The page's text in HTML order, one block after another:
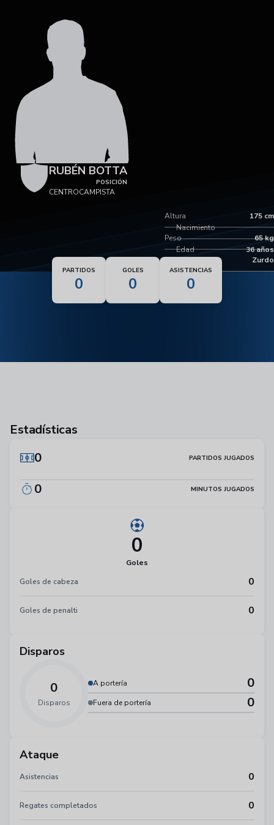
RUBÉN BOTTA
POSICIÓN
CENTROCAMPISTA
Altura 175 cm
Peso 65 kg
Pie dominante Zurdo
Nacimiento
Edad 36 años
PARTIDOS
0
GOLES
0
ASISTENCIAS
0
Estadísticas
0
PARTIDOS JUGADOS
0 MINUTOS JUGADOS
0
Goles
Goles de cabeza
0
Goles de penalti 0
Disparos
0
Disparos
A portería 0
Fuera de portería 0
Ataque
Asistencias 0
Regates completados 0